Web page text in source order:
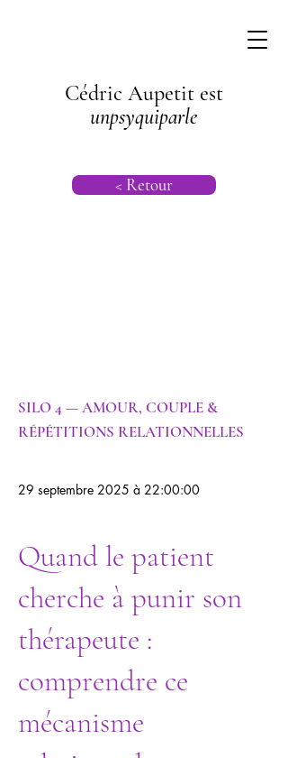
Cédric Aupetit est
unpsyquiparle
< Retour
SILO 4 — AMOUR, COUPLE &
RÉPÉTITIONS RELATIONNELLES
29 septembre 2025 à 22:00:00
Quand le patient
cherche à punir son
thérapeute :
comprendre ce
mécanisme